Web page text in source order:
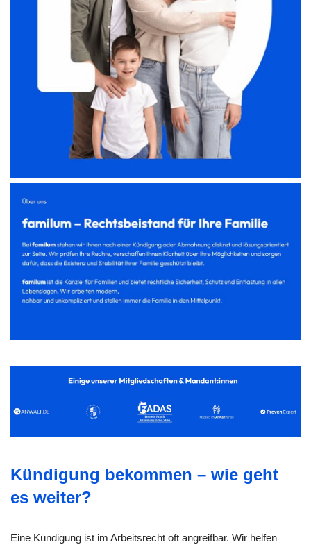
Kündigung bekommen – wie geht
es weiter?
Eine Kündigung ist im Arbeitsrecht oft angreifbar. Wir helfen